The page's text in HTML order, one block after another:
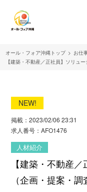
オール・フォア沖縄トップ > お仕
【建築・不動産／正社員】ソリュ
NEW!
掲載：2023/02/06 23:31
求人番号：AFO1476
人材紹介
【建築・不動産
（企画・提案・調